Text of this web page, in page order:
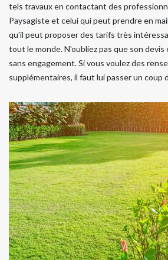
tels travaux en contactant des
Paysagiste et celui qui peut prendre en
qu'il peut proposer des tarifs très
tout le monde. N'oubliez pas que son
sans engagement. Si vous voulez des
supplémentaires, il faut lui passer un coup